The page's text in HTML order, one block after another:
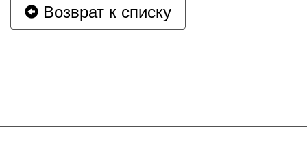
Возврат к списку